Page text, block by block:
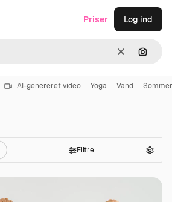
Klar Søg
Priser Log ind
AI-genereret video Yoga Vand Sommer
Filtre